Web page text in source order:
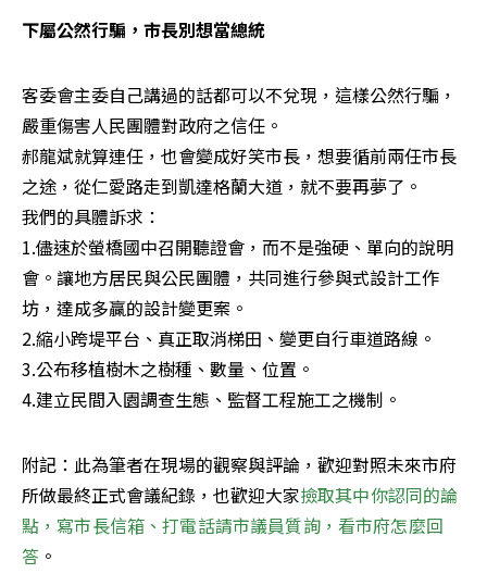
下屬公然行騙，市長別想當總統
客委會主委自己講過的話都可以不兌現，這樣公然行騙，
嚴重傷害人民團體對政府之信任。
郝龍斌就算連任，也會變成好笑市長，想要循前兩任市長
之途，從仁愛路走到凱達格蘭大道，就不要再夢了。
我們的具體訴求：
1.儘速於螢橋國中召開聽證會，而不是強硬、單向的說明
會。讓地方居民與公民團體，共同進行參與式設計工作
坊，達成多贏的設計變更案。
2.縮小跨堤平台、真正取消梯田、變更自行車道路線。
3.公布移植樹木之樹種、數量、位置。
4.建立民間入園調查生態、監督工程施工之機制。
附記：此為筆者在現場的觀察與評論，歡迎對照未來市府
所做最終正式會議紀錄，也歡迎大家撿取其中你認同的論
點，寫市長信箱、打電話請市議員質詢，看市府怎麼回
答 。